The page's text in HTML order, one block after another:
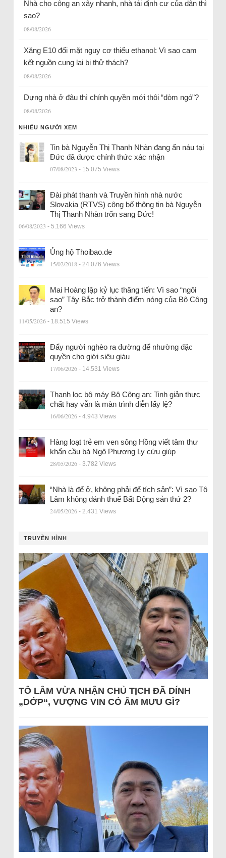
Nhà cho công an xây nhanh, nhà tái định cư của dân thì
sao?
08/08/2026
Xăng E10 đối mặt nguy cơ thiếu ethanol: Vì sao cam
kết nguồn cung lại bị thử thách?
08/08/2026
Dựng nhà ở đâu thì chính quyền mới thôi “dòm ngó”?
08/08/2026
NHIỀU NGƯỜI XEM
Tin bà Nguyễn Thị Thanh Nhàn đang ẩn náu tại
Đức đã được chính thức xác nhận
07/08/2023 - 15.075 Views
Đài phát thanh và Truyền hình nhà nước
Slovakia (RTVS) công bố thông tin bà Nguyễn
Thị Thanh Nhàn trốn sang Đức!
06/08/2023 - 5.166 Views
Ủng hộ Thoibao.de
15/02/2018 - 24.076 Views
Mai Hoàng lập kỷ lục thăng tiến: Vì sao “ngôi
sao” Tây Bắc trở thành điểm nóng của Bộ Công
an?
11/05/2026 - 18.515 Views
Đẩy người nghèo ra đường để nhường đặc
quyền cho giới siêu giàu
17/06/2026 - 14.531 Views
Thanh lọc bộ máy Bộ Công an: Tinh giản thực
chất hay vẫn là màn trình diễn lấy lệ?
16/06/2026 - 4.943 Views
Hàng loạt trẻ em ven sông Hồng viết tâm thư
khẩn cầu bà Ngô Phương Ly cứu giúp
28/05/2026 - 3.782 Views
“Nhà là để ở, không phải để tích sản”: Vì sao Tô
Lâm không đánh thuế Bất Động sản thứ 2?
24/05/2026 - 2.431 Views
TRUYỀN HÌNH
TÔ LÂM VỪA NHẬN CHỦ TỊCH ĐÃ DÍNH
„DỚP“, VƯỢNG VIN CÓ ÂM MƯU GÌ?